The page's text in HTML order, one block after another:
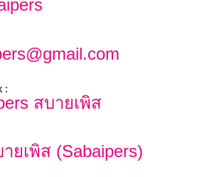
:
สบายเพิส
ยเพิส (Sabaipers)